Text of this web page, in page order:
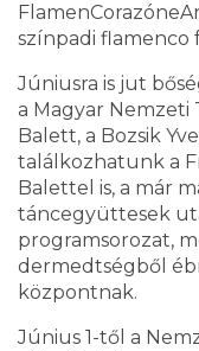
színpadi flamenco
Júniusra is jut
a Magyar Nemzeti
Balett, a Bozsik
találkozhatunk a
Balettel is, a már
táncegyüttesek
programsorozat,
dermedtségből
központnak.
Június 1-től a